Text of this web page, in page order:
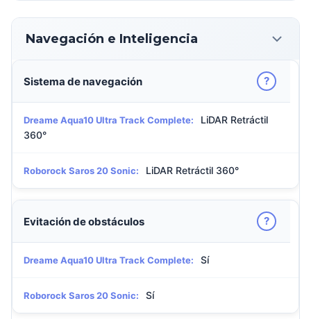
Navegación e Inteligencia
Sistema de navegación ?
Dreame Aqua10 Ultra Track Complete:
LiDAR Retráctil
360°
Roborock Saros 20 Sonic: LiDAR Retráctil 360°
Evitación de obstáculos ?
Dreame Aqua10 Ultra Track Complete: Sí
Roborock Saros 20 Sonic: Sí